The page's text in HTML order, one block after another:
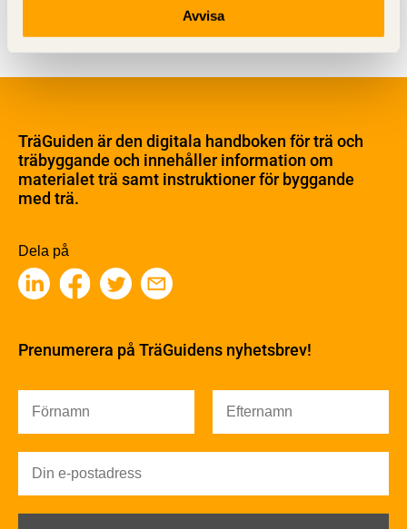
Avvisa
Skogsbruk
Barrträdets uppbyggnad
Träets egenskaper och kvalitet
Träbaserade produkter
Kemisk behandling
Fakta om Limträ
Värmeisolering och lufttäthet
Ljud
Brandsäkerhet
Brandsäkerhet
Brandförlopp i byggnader
TräGuiden är den digitala handboken för trä och
träbyggande och innehåller information om
materialet trä samt instruktioner för byggande
med trä.
Dela på
Prenumerera på TräGuidens nyhetsbrev!